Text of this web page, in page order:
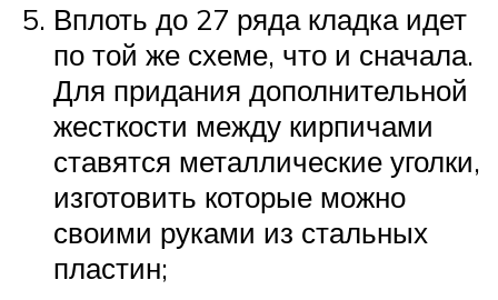
Вплоть до 27 ряда кладка идет
по той же схеме, что и сначала.
Для придания дополнительной
жесткости между кирпичами
ставятся металлические уголки,
изготовить которые можно
своими руками из стальных
пластин;